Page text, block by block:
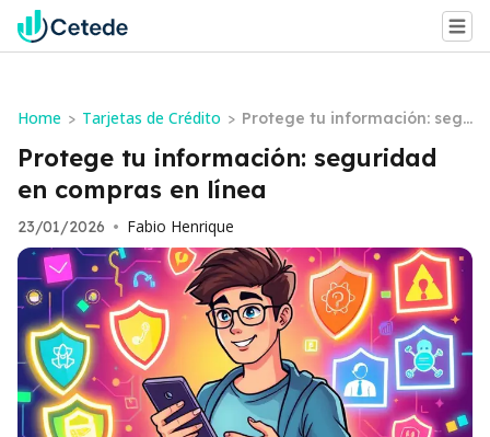
Home > Tarjetas de Crédito > Protege tu información: segu
ridad en compras en línea
Protege tu información: seguridad
en compras en línea
23/01/2026 • Fabio Henrique